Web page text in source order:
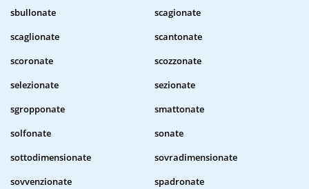
sbullonate
scagionate
scaglionate
scantonate
scoronate
scozzonate
selezionate
sezionate
sgropponate
smattonate
solfonate
sonate
sottodimensionate
sovradimensionate
sovvenzionate
spadronate